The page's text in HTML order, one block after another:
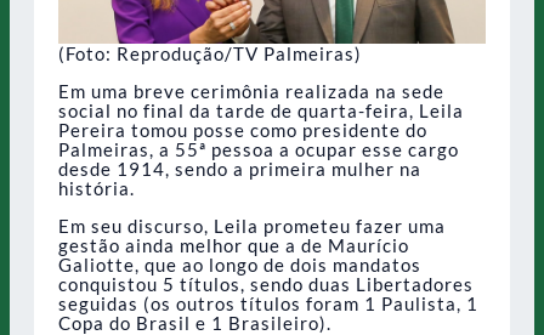
(Foto: Reprodução/TV Palmeiras)
Em uma breve cerimônia realizada na sede
social no final da tarde de quarta-feira, Leila
Pereira tomou posse como presidente do
Palmeiras, a 55ª pessoa a ocupar esse cargo
desde 1914, sendo a primeira mulher na
história.
Em seu discurso, Leila prometeu fazer uma
gestão ainda melhor que a de Maurício
Galiotte, que ao longo de dois mandatos
conquistou 5 títulos, sendo duas Libertadores
seguidas (os outros títulos foram 1 Paulista, 1
Copa do Brasil e 1 Brasileiro).